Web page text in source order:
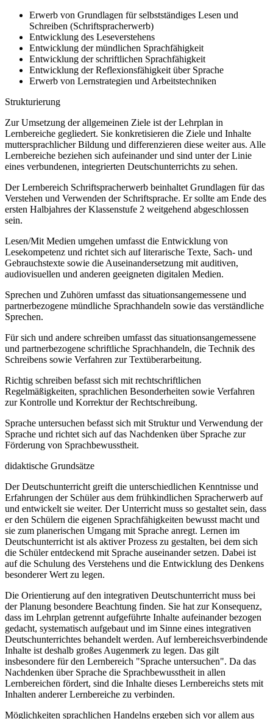
Erwerb von Grundlagen für selbstständiges Lesen und
Schreiben (Schriftspracherwerb)
Entwicklung des Leseverstehens
Entwicklung der mündlichen Sprachfähigkeit
Entwicklung der schriftlichen Sprachfähigkeit
Entwicklung der Reflexionsfähigkeit über Sprache
Erwerb von Lernstrategien und Arbeitstechniken
Strukturierung
Zur Umsetzung der allgemeinen Ziele ist der Lehrplan in
Lernbereiche gegliedert. Sie konkretisieren die Ziele und Inhalte
muttersprachlicher Bildung und differenzieren diese weiter aus. Alle
Lernbereiche beziehen sich aufeinander und sind unter der Linie
eines verbundenen, integrierten Deutschunterrichts zu sehen.
Der Lernbereich Schriftspracherwerb beinhaltet Grundlagen für das
Verstehen und Verwenden der Schriftsprache. Er sollte am Ende des
ersten Halbjahres der Klassenstufe 2 weitgehend abgeschlossen
sein.
Lesen/Mit Medien umgehen umfasst die Entwicklung von
Lesekompetenz und richtet sich auf literarische Texte, Sach- und
Gebrauchstexte sowie die Auseinandersetzung mit auditiven,
audiovisuellen und anderen geeigneten digitalen Medien.
Sprechen und Zuhören umfasst das situationsangemessene und
partnerbezogene mündliche Sprachhandeln sowie das verständliche
Sprechen.
Für sich und andere schreiben umfasst das situationsangemessene
und partnerbezogene schriftliche Sprachhandeln, die Technik des
Schreibens sowie Verfahren zur Textüberarbeitung.
Richtig schreiben befasst sich mit rechtschriftlichen
Regelmäßigkeiten, sprachlichen Besonderheiten sowie Verfahren
zur Kontrolle und Korrektur der Rechtschreibung.
Sprache untersuchen befasst sich mit Struktur und Verwendung der
Sprache und richtet sich auf das Nachdenken über Sprache zur
Förderung von Sprachbewusstheit.
didaktische Grundsätze
Der Deutschunterricht greift die unterschiedlichen Kenntnisse und
Erfahrungen der Schüler aus dem frühkindlichen Spracherwerb auf
und entwickelt sie weiter. Der Unterricht muss so gestaltet sein, dass
er den Schülern die eigenen Sprachfähigkeiten bewusst macht und
sie zum planerischen Umgang mit Sprache anregt. Lernen im
Deutschunterricht ist als aktiver Prozess zu gestalten, bei dem sich
die Schüler entdeckend mit Sprache auseinander setzen. Dabei ist
auf die Schulung des Verstehens und die Entwicklung des Denkens
besonderer Wert zu legen.
Die Orientierung auf den integrativen Deutschunterricht muss bei
der Planung besondere Beachtung finden. Sie hat zur Konsequenz,
dass im Lehrplan getrennt aufgeführte Inhalte aufeinander bezogen
gedacht, systematisch aufgebaut und im Sinne eines integrativen
Deutschunterrichtes behandelt werden. Auf lernbereichsverbindende
Inhalte ist deshalb großes Augenmerk zu legen. Das gilt
insbesondere für den Lernbereich "Sprache untersuchen". Da das
Nachdenken über Sprache die Sprachbewusstheit in allen
Lernbereichen fördert, sind die Inhalte dieses Lernbereichs stets mit
Inhalten anderer Lernbereiche zu verbinden.
Möglichkeiten sprachlichen Handelns ergeben sich vor allem aus